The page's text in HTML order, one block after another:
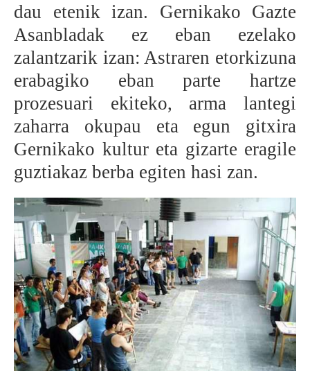
ARGAZKIAK
... AUKERA GEHIAGO
dau etenik izan. Gernikako Gazte
Asanbladak ez eban ezelako
zalantzarik izan: Astraren etorkizuna
erabagiko eban parte hartze
prozesuari ekiteko, arma lantegi
zaharra okupau eta egun gitxira
Gernikako kultur eta gizarte eragile
guztiakaz berba egiten hasi zan.